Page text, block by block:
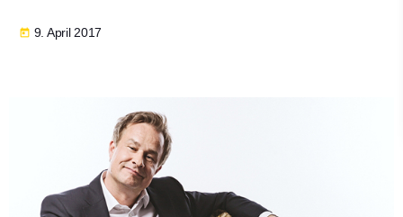
today 9. April 2017